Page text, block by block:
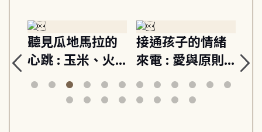
聽見瓜地馬拉的
心跳 : 玉米、火
山與信仰, 外交官
筆下的現代馬雅
接通孩子的情緒
來電 : 愛與原則,
建立教養的安定
節奏 22個行動練
關